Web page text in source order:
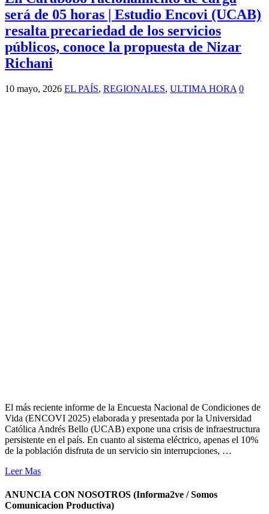
será de 05 horas | Estudio Encovi (UCAB)
resalta precariedad de los servicios
públicos, conoce la propuesta de Nizar
Richani
10 mayo, 2026 EL PAÍS, REGIONALES, ULTIMA HORA 0
El más reciente informe de la Encuesta Nacional de Condiciones de
Vida (ENCOVI 2025) elaborada y presentada por la Universidad
Católica Andrés Bello (UCAB) expone una crisis de infraestructura
persistente en el país. En cuanto al sistema eléctrico, apenas el 10%
de la población disfruta de un servicio sin interrupciones, …
Leer Mas
ANUNCIA CON NOSOTROS (Informa2ve / Somos
Comunicacion Productiva)